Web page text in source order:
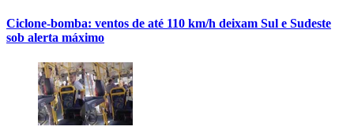
Ciclone-bomba: ventos de até 110 km/h deixam Sul e Sudeste
sob alerta máximo